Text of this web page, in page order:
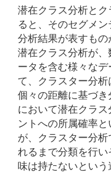
潜在クラス分析と
ると、そのセグメ
分析結果が表すもの
潜在クラス分析が
ータを含む様々な
て、クラスター分
個々の距離に基づ
において潜在クラ
ントへの所属確率
が、クラスター分
れるまで分類を行
味は持たないという